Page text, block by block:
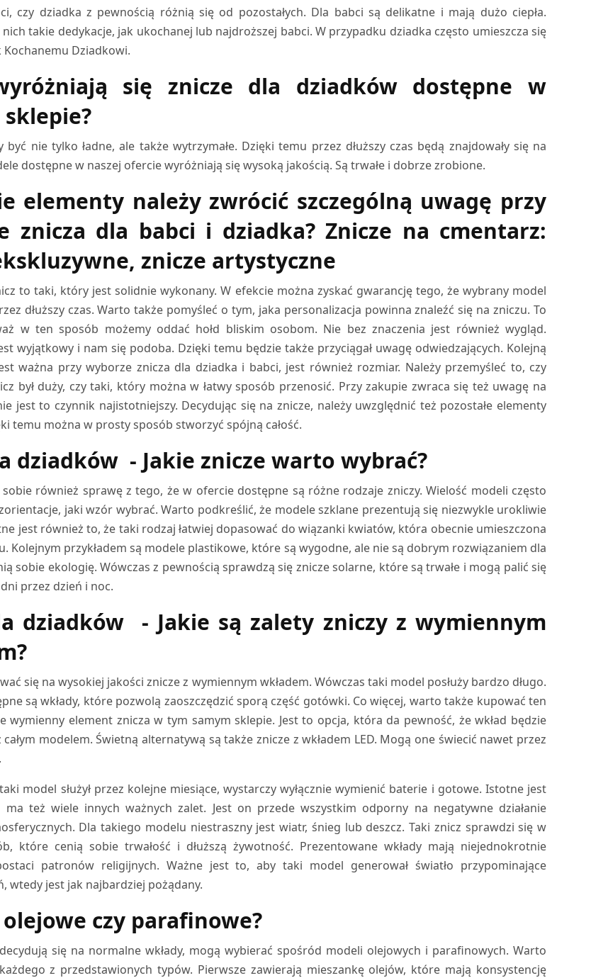
czy dziadka z pewnością różnią się od pozostałych. Dla babci są delikatne i mają dużo ciepła.
takie dedykacje, jak ukochanej lub najdroższej babci. W przypadku dziadka często umieszcza się
Dziadkowi.
się znicze dla dziadków dostępne w
być nie tylko ładne, ale także wytrzymałe. Dzięki temu przez dłuższy czas będą znajdowały się na
dostępne w naszej ofercie wyróżniają się wysoką jakością. Są trwałe i dobrze zrobione.
elementy należy zwrócić szczególną uwagę przy
znicza dla babci i dziadka? Znicze na cmentarz:
znicze artystyczne
to taki, który jest solidnie wykonany. W efekcie można zyskać gwarancję tego, że wybrany model
dłuższy czas. Warto także pomyśleć o tym, jaka personalizacja powinna znaleźć się na zniczu. To
w ten sposób możemy oddać hołd bliskim osobom. Nie bez znaczenia jest również wygląd.
wyjątkowy i nam się podoba. Dzięki temu będzie także przyciągał uwagę odwiedzających. Kolejną
ważna przy wyborze znicza dla dziadka i babci, jest również rozmiar. Należy przemyśleć to, czy
był duży, czy taki, który można w łatwy sposób przenosić. Przy zakupie zwraca się też uwagę na
jest to czynnik najistotniejszy. Decydując się na znicze, należy uwzględnić też pozostałe elementy
temu można w prosty sposób stworzyć spójną całość.
dziadków - Jakie znicze warto wybrać?
sobie również sprawę z tego, że w ofercie dostępne są różne rodzaje zniczy. Wielość modeli często
jaki wzór wybrać. Warto podkreślić, że modele szklane prezentują się niezwykle urokliwie
jest również to, że taki rodzaj łatwiej dopasować do wiązanki kwiatów, która obecnie umieszczona
Kolejnym przykładem są modele plastikowe, które są wygodne, ale nie są dobrym rozwiązaniem dla
sobie ekologię. Wówczas z pewnością sprawdzą się znicze solarne, które są trwałe i mogą palić się
przez dzień i noc.
dziadków - Jakie są zalety zniczy z wymiennym
się na wysokiej jakości znicze z wymiennym wkładem. Wówczas taki model posłuży bardzo długo.
są wkłady, które pozwolą zaoszczędzić sporą część gotówki. Co więcej, warto także kupować ten
wymienny element znicza w tym samym sklepie. Jest to opcja, która da pewność, że wkład będzie
modelem. Świetną alternatywą są także znicze z wkładem LED. Mogą one świecić nawet przez
model służył przez kolejne miesiące, wystarczy wyłącznie wymienić baterie i gotowe. Istotne jest
też wiele innych ważnych zalet. Jest on przede wszystkim odporny na negatywne działanie
Dla takiego modelu niestraszny jest wiatr, śnieg lub deszcz. Taki znicz sprawdzi się w
które cenią sobie trwałość i dłuższą żywotność. Prezentowane wkłady mają niejednokrotnie
patronów religijnych. Ważne jest to, aby taki model generował światło przypominające
wtedy jest jak najbardziej pożądany.
olejowe czy parafinowe?
się na normalne wkłady, mogą wybierać spośród modeli olejowych i parafinowych. Warto
z przedstawionych typów. Pierwsze zawierają mieszankę olejów, które mają konsystencję